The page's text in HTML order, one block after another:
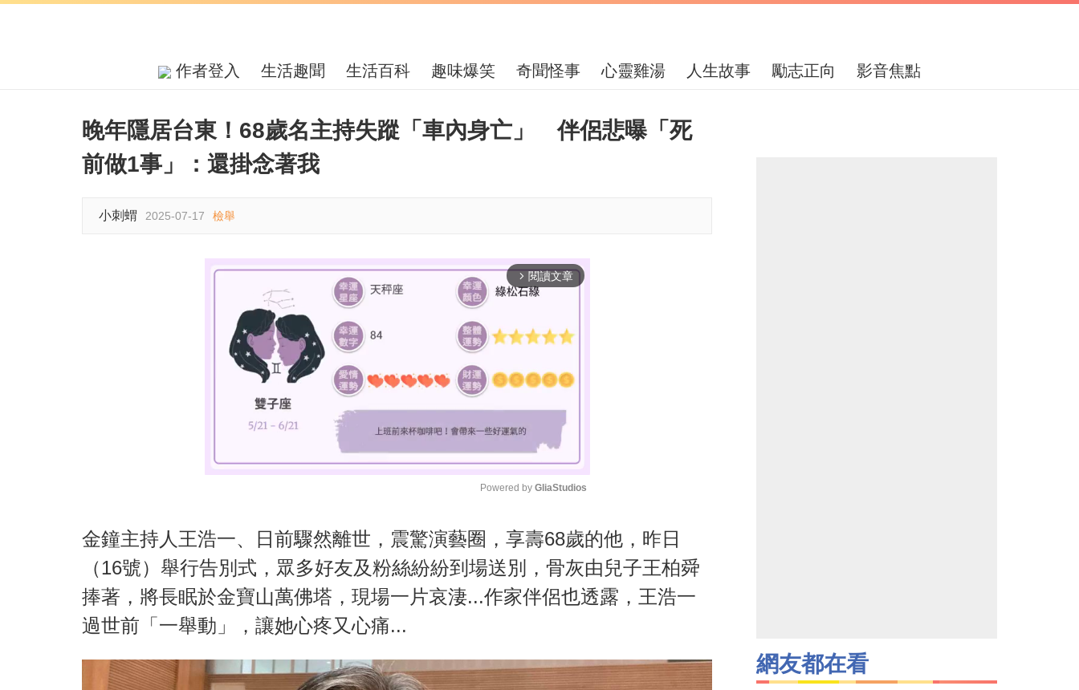
作者登入 生活趣聞 生活百科 趣味爆笑 奇聞怪事 心靈雞湯 人生故事 勵志正向 影音焦點
晚年隱居台東！68歲名主持失蹤「車內身亡」 伴侶悲曝「死
前做1事」：還掛念著我
小刺蝟 2025-07-17 檢舉
arrow_forward_ios 閱讀文章
M
t
e
Powered by GliaStudios
金鐘主持人王浩一、日前驟然離世，震驚演藝圈，享壽68歲的他，昨日
（16號）舉行告別式，眾多好友及粉絲紛紛到場送別，骨灰由兒子王柏舜
捧著，將長眠於金寶山萬佛塔，現場一片哀淒...作家伴侶也透露，王浩一
過世前「一舉動」，讓她心疼又心痛...
網友都在看